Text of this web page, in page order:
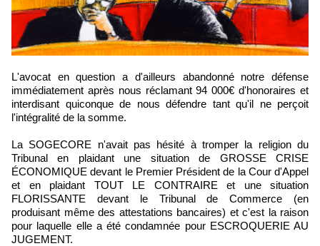
L'avocat en question a d'ailleurs abandonné notre défense
immédiatement après nous réclamant 94 000€ d'honoraires et
interdisant quiconque de nous défendre tant qu'il ne perçoit
l'intégralité de la somme.
La SOGECORE n'avait pas hésité à tromper la religion du
Tribunal en plaidant une situation de GROSSE CRISE
ÉCONOMIQUE devant le Premier Président de la Cour d'Appel
et en plaidant TOUT LE CONTRAIRE et une situation
FLORISSANTE devant le Tribunal de Commerce (en
produisant même des attestations bancaires) et c'est la raison
pour laquelle elle a été condamnée pour ESCROQUERIE AU
JUGEMENT.